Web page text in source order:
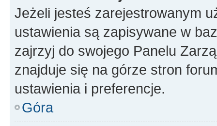
Jeżeli jesteś zarejestrowanym
ustawienia są zapisywane w
zajrzyj do swojego Panelu
znajduje się na górze stron
ustawienia i preferencje.
Góra